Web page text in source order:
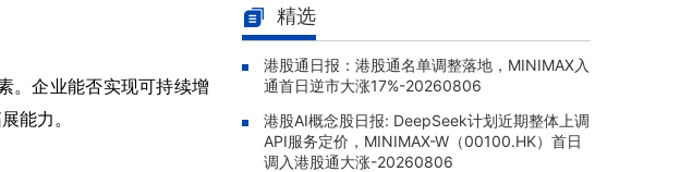
。企业能否实现可持续增
能力。
政总裁，10月起接替卢韦柏出任行政总裁
08-07 13:22 |
外发行上市备案，拟发行不超1.32亿股H股赴港
上市
08-07 11:25 | 南方两倍做多三星电子(07747.HK)
早盘跌0.58%，成交额达4.98亿港元
精选
港股通日报：港股通名单调整落地，MINIMAX入
通首日逆市大涨17%-20260806
港股AI概念股日报: DeepSeek计划近期整体上调
API服务定价，MINIMAX-W（00100.HK）首日
调入港股通大涨-20260806